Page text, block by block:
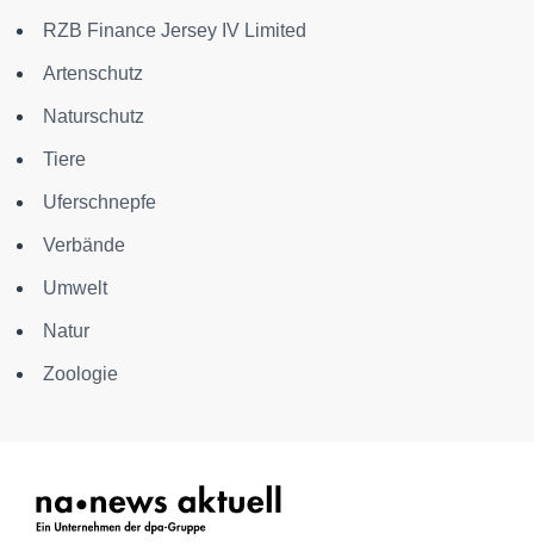
RZB Finance Jersey IV Limited
Artenschutz
Naturschutz
Tiere
Uferschnepfe
Verbände
Umwelt
Natur
Zoologie